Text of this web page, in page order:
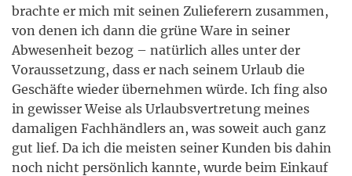
brachte er mich mit seinen Zulieferern zusammen,
von denen ich dann die grüne Ware in seiner
Abwesenheit bezog – natürlich alles unter der
Voraussetzung, dass er nach seinem Urlaub die
Geschäfte wieder übernehmen würde. Ich fing also
in gewisser Weise als Urlaubsvertretung meines
damaligen Fachhändlers an, was soweit auch ganz
gut lief. Da ich die meisten seiner Kunden bis dahin
noch nicht persönlich kannte, wurde beim Einkauf